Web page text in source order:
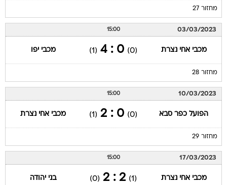
מחזור 27
03/03/2023
15:00
מכבי אחי נצרת (0)
0 : 4
(1) מכבי יפו
מחזור 28
10/03/2023
15:00
הפועל כפר סבא (0)
0 : 2
(1) מכבי אחי נצרת
מחזור 29
17/03/2023
15:00
מכבי אחי נצרת (1)
2 : 2
(0) בני יהודה